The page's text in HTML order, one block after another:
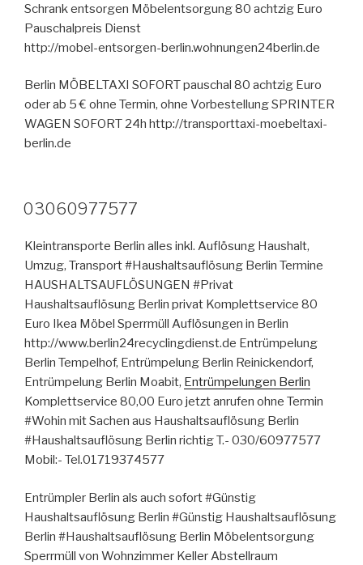
Schrank entsorgen Möbelentsorgung 80 achtzig Euro
Pauschalpreis Dienst
http://mobel-entsorgen-berlin.wohnungen24berlin.de
Berlin MÖBELTAXI SOFORT pauschal 80 achtzig Euro
oder ab 5 € ohne Termin, ohne Vorbestellung SPRINTER
WAGEN SOFORT 24h http://transporttaxi-moebeltaxi-
berlin.de
VERÖFFENTLICHT
AM
03060977577
Kleintransporte Berlin alles inkl. Auflösung Haushalt,
Umzug, Transport #Haushaltsauflösung Berlin Termine
HAUSHALTSAUFLÖSUNGEN #Privat
Haushaltsauflösung Berlin privat Komplettservice 80
Euro Ikea Möbel Sperrmüll Auflösungen in Berlin
http://www.berlin24recyclingdienst.de Entrümpelung
Berlin Tempelhof, Entrümpelung Berlin Reinickendorf,
Entrümpelung Berlin Moabit, Entrümpelungen Berlin
Komplettservice 80,00 Euro jetzt anrufen ohne Termin
#Wohin mit Sachen aus Haushaltsauflösung Berlin
#Haushaltsauflösung Berlin richtig T.- 030/60977577
Mobil:- Tel.01719374577
Entrümpler Berlin als auch sofort #Günstig
Haushaltsauflösung Berlin #Günstig Haushaltsauflösung
Berlin #Haushaltsauflösung Berlin Möbelentsorgung
Sperrmüll von Wohnzimmer Keller Abstellraum